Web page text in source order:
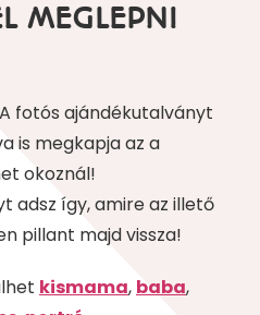
MEGLEPNI
fotós ajándékutalványt
is megkapja az a
okoznál!
adsz így, amire az illető
pillant majd vissza!
kismama, baba,